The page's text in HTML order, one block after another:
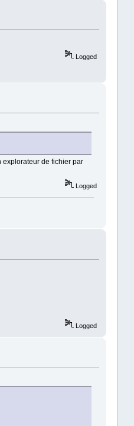
Logged
explorateur de fichier par
Logged
Logged